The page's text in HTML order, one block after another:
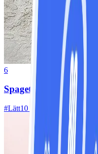
6
Spagetti med köttfärssås
#Lätt10 MIN